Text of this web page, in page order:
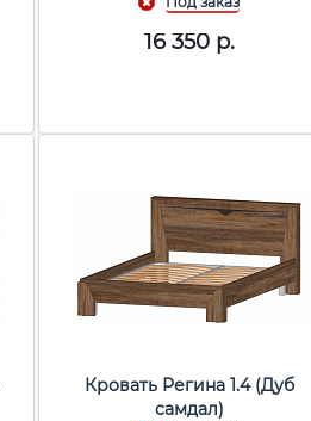
16 350р.
Кровать Регина 1.4 (Дуб
самдал)